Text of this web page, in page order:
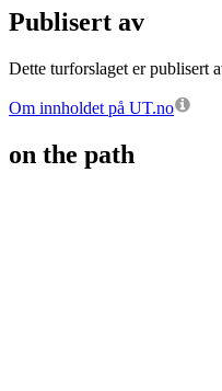
Publisert av
Dette turforslaget er publisert
Om innholdet på UT.no
on the path